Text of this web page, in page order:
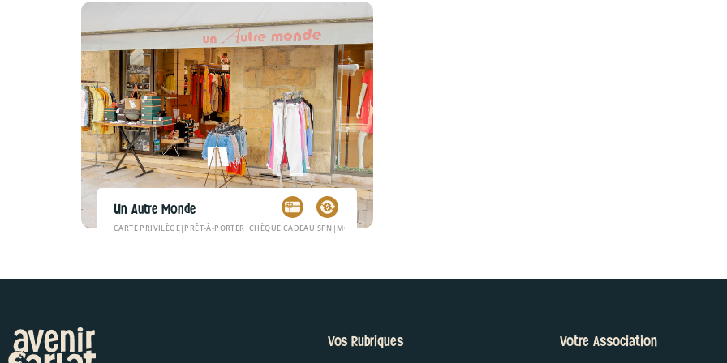
Un Autre Monde
CARTE PRIVILÈGE| PRÊT-À-PORTER |CHÈQUE CADEAU SPN | MODE, BEAUTÉ
Vos Rubriques Votre Association